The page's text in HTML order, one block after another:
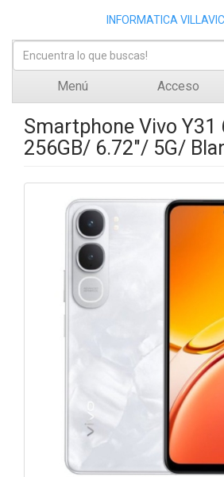
INFORMATICA
Menú Acceso
Smartphone Vivo Y31
256GB/ 6.72"/ 5G/